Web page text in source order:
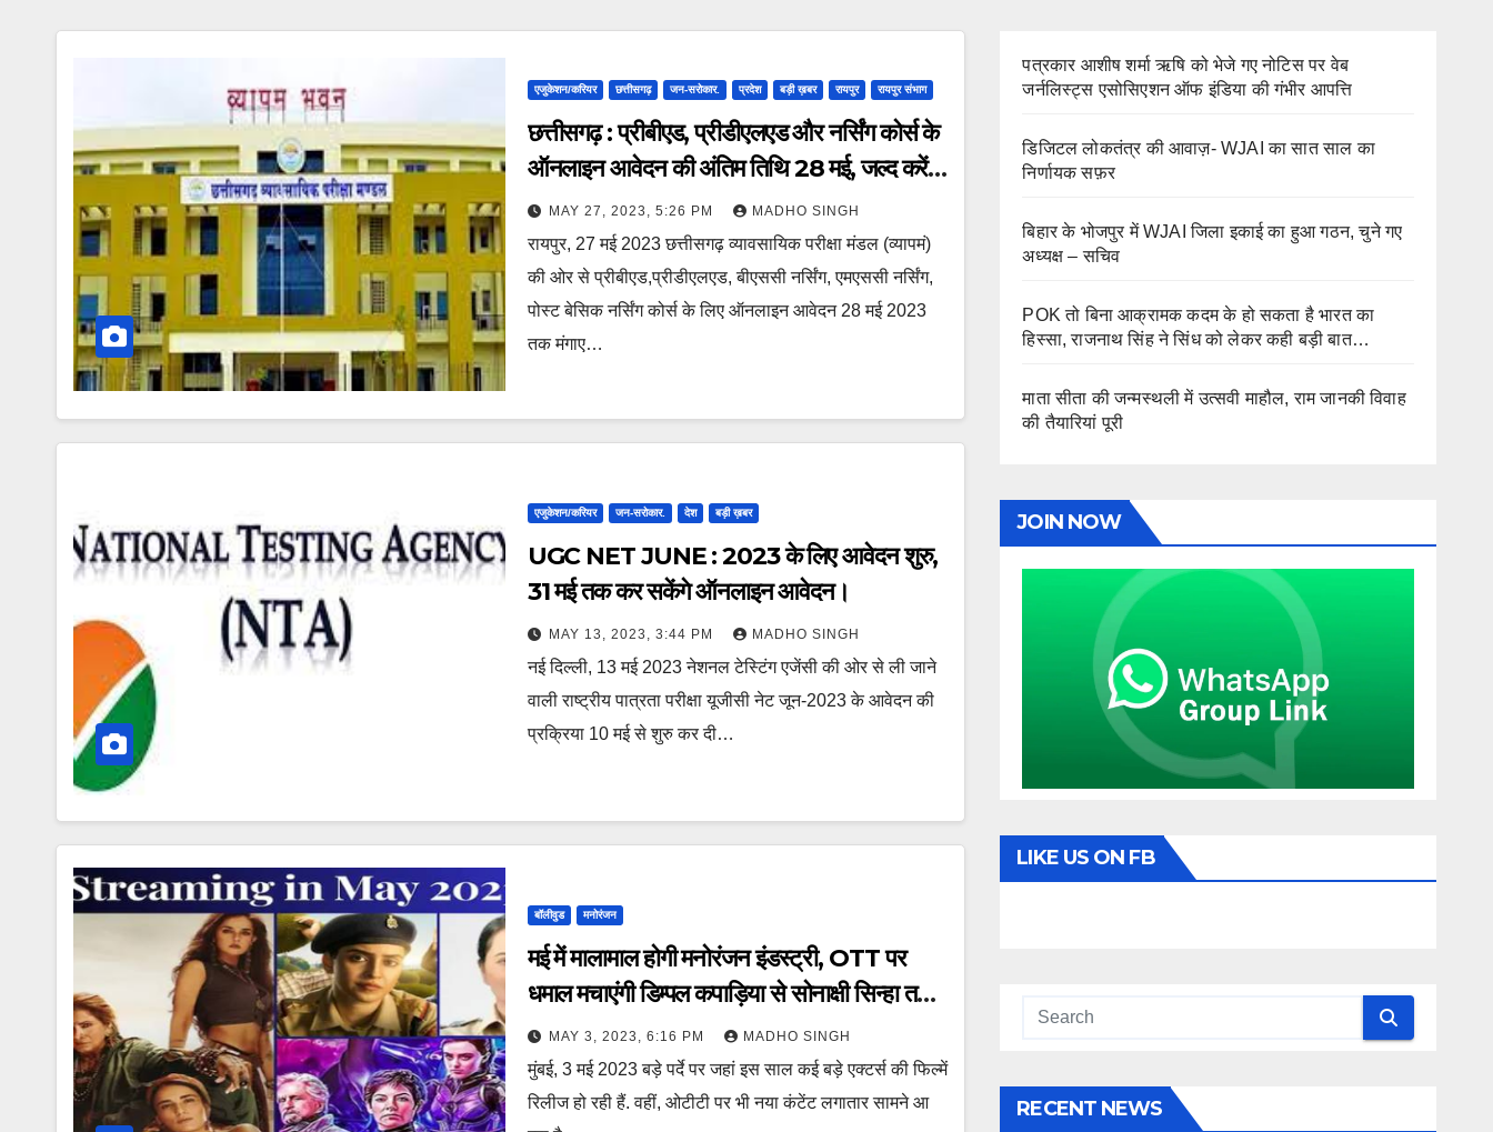
एजुकेशन/करियर छत्तीसगढ़ जन-सरोकार. प्रदेश बड़ी ख़बर रायपुर रायपुर संभाग
छत्तीसगढ़ : प्रीबीएड, प्रीडीएलएड और नर्सिंग कोर्स के
ऑनलाइन आवेदन की अंतिम तिथि 28 मई, जल्द करें
आवेदन।
MAY 27, 2023, 5:26 PM MADHO SINGH
रायपुर, 27 मई 2023 छत्तीसगढ़ व्यावसायिक परीक्षा मंडल (व्यापमं)
की ओर से प्रीबीएड,प्रीडीएलएड, बीएससी नर्सिंग, एमएससी नर्सिंग,
पोस्ट बेसिक नर्सिंग कोर्स के लिए ऑनलाइन आवेदन 28 मई 2023
तक मंगाए…
एजुकेशन/करियर जन-सरोकार. देश बड़ी ख़बर
UGC NET JUNE : 2023 के लिए आवेदन शुरु,
31 मई तक कर सकेंगे ऑनलाइन आवेदन।
MAY 13, 2023, 3:44 PM MADHO SINGH
नई दिल्ली, 13 मई 2023 नेशनल टेस्टिंग एजेंसी की ओर से ली जाने
वाली राष्ट्रीय पात्रता परीक्षा यूजीसी नेट जून-2023 के आवेदन की
प्रक्रिया 10 मई से शुरु कर दी…
बॉलीवुड मनोरंजन
मई में मालामाल होगी मनोरंजन इंडस्ट्री, OTT पर
धमाल मचाएंगी डिम्पल कपाड़िया से सोनाक्षी सिन्हा तक,
हर जोनर की फिल्में।
MAY 3, 2023, 6:16 PM MADHO SINGH
मुंबई, 3 मई 2023 बड़े पर्दे पर जहां इस साल कई बड़े एक्टर्स की फिल्में
रिलीज हो रही हैं. वहीं, ओटीटी पर भी नया कंटेंट लगातार सामने आ
पत्रकार आशीष शर्मा ऋषि को भेजे गए नोटिस पर वेब
जर्नलिस्ट्स एसोसिएशन ऑफ इंडिया की गंभीर आपत्ति
डिजिटल लोकतंत्र की आवाज़- WJAI का सात साल का
निर्णायक सफ़र
बिहार के भोजपुर में WJAI जिला इकाई का हुआ गठन, चुने गए
अध्यक्ष – सचिव
POK तो बिना आक्रामक कदम के हो सकता है भारत का
हिस्सा, राजनाथ सिंह ने सिंध को लेकर कही बड़ी बात…
माता सीता की जन्मस्थली में उत्सवी माहौल, राम जानकी विवाह
की तैयारियां पूरी
JOIN NOW
LIKE US ON FB
RECENT NEWS